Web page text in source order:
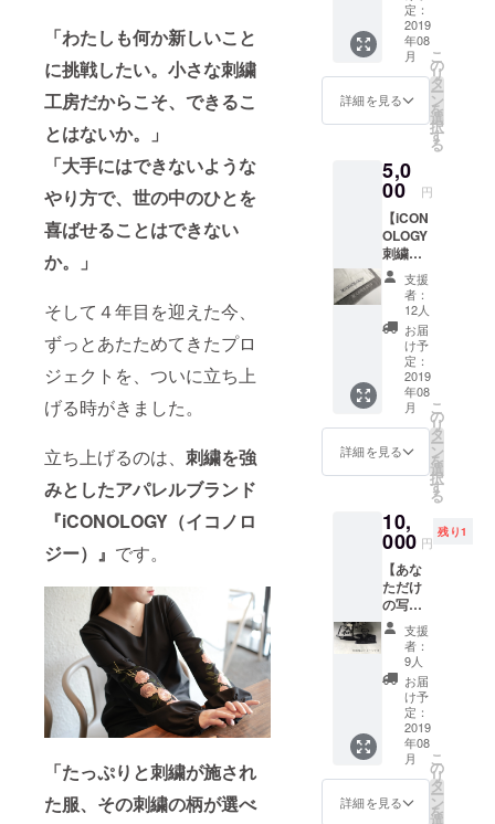
「わたしも何か新しいこと
に挑戦したい。小さな刺繍
工房だからこそ、できるこ
とはないか。」
「大手にはできないような
やり方で、世の中のひとを
喜ばせることはできない
か。」
そして４年目を迎えた今、
ずっとあたためてきたプロ
ジェクトを、ついに立ち上
げる時がきました。
立ち上げるのは、 刺繍を強
みとしたアパレルブランド
『iCONOLOGY（イコノロ
ジー）』 です。
「たっぷりと刺繍が施され
た服、その刺繍の柄が選べ
ことのない
刺繍加工に
も積極的に
取り組んで
いる。
語を紡ぐ」
ための刺繍
ブランド
『iCONOLO
GY』を2019
年5月にリ
リース。刺
繍工房の技
し、印象的
な刺繍が施
された服を
加工も自ら
手がける。
は買え
ないけ
ど少し
でも応
援した
い！と
いう方
に。 丁
らしの
片隅
に、刺
繍入り
フェイ
スタオ
ルはい
かがで
すか。
・オー
ガニッ
クコッ
トン入
り。
ベー
シック
かつシ
部屋に
も馴染
みま
す。 ・
色はオ
フホワ
イトで
す。 ・
お届け
は、7月
下旬か
ら8月初
旬を予
定して
おりま
す。
定：
2019
年08
月
詳細を見る
こ
の
リ
タ
ー
ン
を
選
択
す
る
5,0
00 円
【iCON
OLOGY
刺繍入
りフェ
イスタ
オル2枚
セッ
ト】 ワ
ンピー
スは買
えない
けど少
しでも
応援し
たい！
という
丁寧な
暮らし
の片隅
に、刺
繍入り
フェイ
スタオ
ルはい
かがで
すか。
・オー
ガニッ
クコッ
トン入
り。
ベー
シック
支援
者：
12人
お届
け予
定：
2019
年08
月
詳細を見る
こ
の
リ
タ
ー
ン
を
選
択
す
る
10,
000 円
残り1
【あな
ただけ
の写真
刺繍T
シャ
ツ】 ※
画像は
イメー
ジで
す。こ
の刺繍
ができ
るわけ
ではあ
りませ
支援
者：
9人
お届
け予
定：
2019
年08
月
詳細を見る
こ
の
リ
タ
ー
ン
を
選